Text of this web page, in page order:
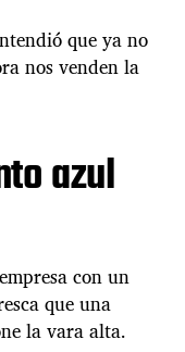
que ya no
nos venden la
azul
con un
que una
la vara alta.